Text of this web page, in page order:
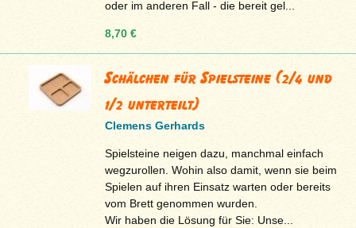
oder im anderen Fall - die bereit gel...
8,70 €
Schälchen für Spielsteine (2/4 und
1/2 unterteilt)
Clemens Gerhards
Spielsteine neigen dazu, manchmal einfach
wegzurollen. Wohin also damit, wenn sie beim
Spielen auf ihren Einsatz warten oder bereits
vom Brett genommen wurden.
Wir haben die Lösung für Sie: Unse...